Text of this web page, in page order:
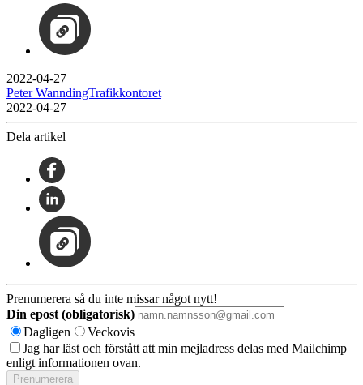
2022-04-27
Peter WanndingTrafikkontoret
2022-04-27
Dela artikel
Prenumerera så du inte missar något nytt!
Din epost (obligatorisk)
Dagligen
Veckovis
Jag har läst och förstått att min mejladress delas med Mailchimp
enligt informationen ovan.